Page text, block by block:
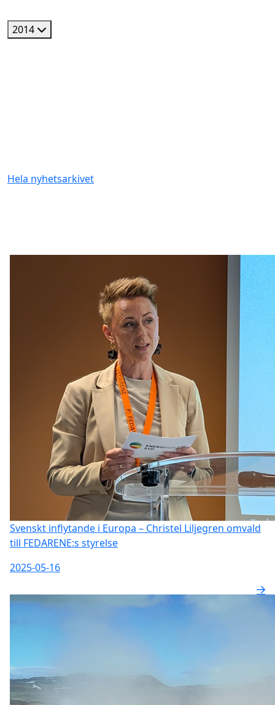
2014
Hela nyhetsarkivet
Svenskt inflytande i Europa – Christel Liljegren omvald
till FEDARENE:s styrelse
2025-05-16